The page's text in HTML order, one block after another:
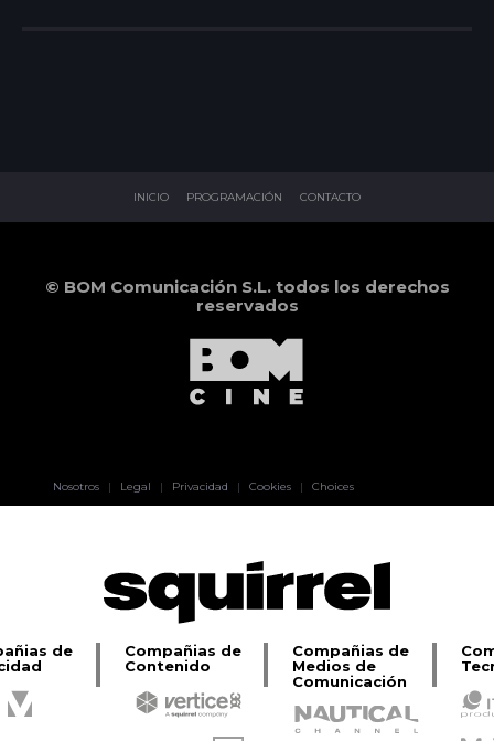
INICIO PROGRAMACIÓN CONTACTO
© BOM Comunicación S.L. todos los derechos
reservados
Nosotros | Legal | Privacidad | Cookies | Choices
de
Compañias de
Contenido
Compañias de
Medios de
Comunicación